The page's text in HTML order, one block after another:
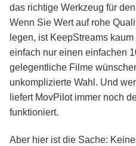
das richtige Werkzeug für
Wenn Sie Wert auf rohe
legen, ist KeepStreams
einfach nur einen einfachen
gelegentliche Filme
unkomplizierte Wahl. Und
liefert MovPilot immer noch
funktioniert.
Aber hier ist die Sache: